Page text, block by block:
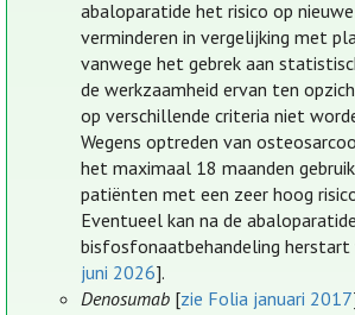
abaloparatide het risico op
verminderen in vergelijking met
vanwege het gebrek aan
de werkzaamheid ervan ten
op verschillende criteria niet
Wegens optreden van
het maximaal 18 maanden
patiënten met een zeer hoog
Eventueel kan na de
bisfosfonaatbehandeling herstart
juni 2026].
Denosumab [zie Folia januari 2017